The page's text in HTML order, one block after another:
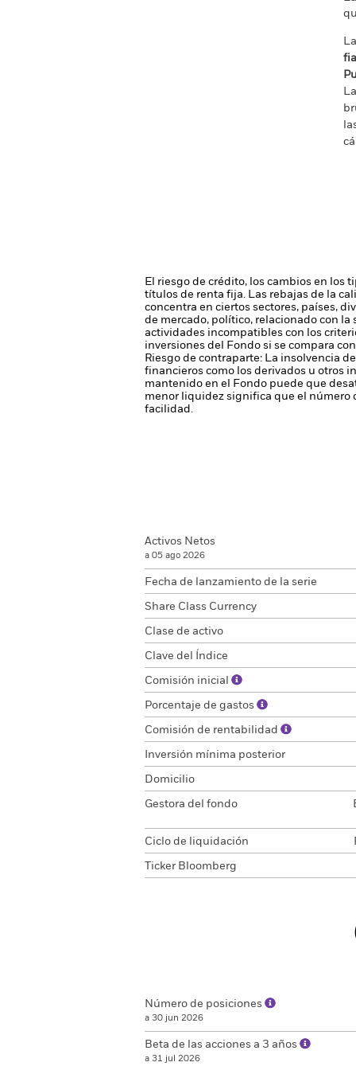
El riesgo de crédito, los cambios en
títulos de renta fija. Las rebajas de la
concentra en ciertos sectores, países,
de mercado, político, relacionado con
actividades incompatibles con los
inversiones del Fondo si se compara
Riesgo de contraparte: La insolvencia
financieros como los derivados u otros
mantenido en el Fondo puede que
menor liquidez significa que el número
facilidad.
Activos Netos
a 05 ago 2026
Fecha de lanzamiento de la serie
Share Class Currency
Clase de activo
Clave del Índice
Comisión inicial
Porcentaje de gastos
Comisión de rentabilidad
Inversión mínima posterior
Domicilio
Gestora del fondo
Ciclo de liquidación
Ticker Bloomberg
Número de posiciones
a 30 jun 2026
Beta de las acciones a 3 años
a 31 jul 2026